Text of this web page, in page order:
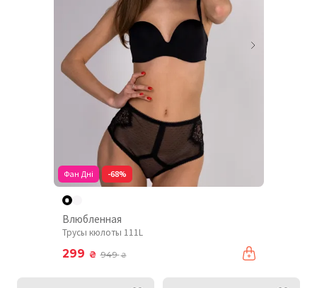
Фан Дні -68%
Влюбленная
Трусы кюлоты 111L
299 ₴ 949₴